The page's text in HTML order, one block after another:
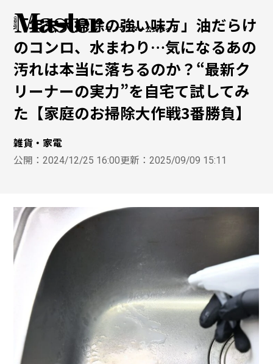
モノマスター公式サイト
「年末大掃除の強い味方」油だらけ
のコンロ、水まわり…気になるあの
汚れは本当に落ちるのか？“最新ク
リーナーの実力”を自宅て試してみ
た【家庭のお掃除大作戦3番勝負】
雑貨・家電
公開：2024/12/25 16:00更新：2025/09/09 15:11